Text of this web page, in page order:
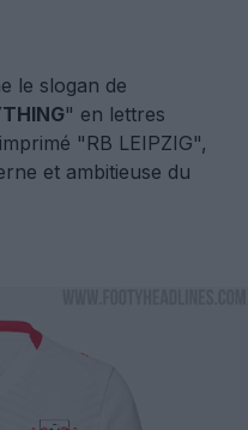
le slogan de
" en lettres
"RB LEIPZIG",
et ambitieuse du